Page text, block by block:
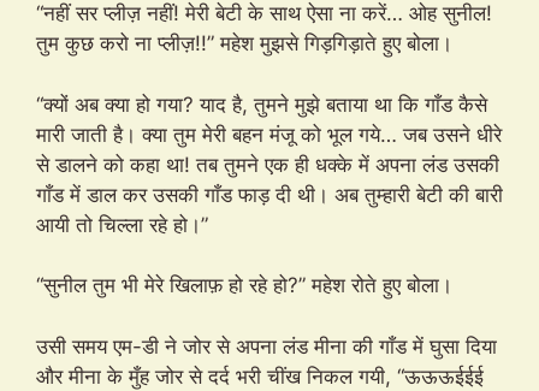
“नहीं सर प्लीज़ नहीं! मेरी बेटी के साथ ऐसा ना करें… ओह सुनील!
तुम कुछ करो ना प्लीज़!!” महेश मुझसे गिड़गिड़ाते हुए बोला।
“क्यों अब क्या हो गया? याद है, तुमने मुझे बताया था कि गाँड कैसे
मारी जाती है। क्या तुम मेरी बहन मंजू को भूल गये… जब उसने धीरे
से डालने को कहा था! तब तुमने एक ही धक्के में अपना लंड उसकी
गाँड में डाल कर उसकी गाँड फाड़ दी थी। अब तुम्हारी बेटी की बारी
आयी तो चिल्ला रहे हो।”
“सुनील तुम भी मेरे खिलाफ़ हो रहे हो?” महेश रोते हुए बोला।
उसी समय एम-डी ने जोर से अपना लंड मीना की गाँड में घुसा दिया
और मीना के मुँह जोर से दर्द भरी चींख निकल गयी, “ऊऊऊईईई